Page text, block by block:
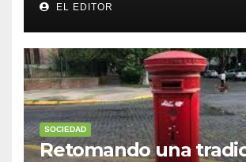
EL EDITOR
SOCIEDAD
Retomando una